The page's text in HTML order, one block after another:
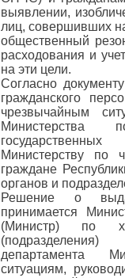
выявлении,
лиц, совершивших
общественный
расходования и
на эти цели.
Согласно
гражданского
чрезвычайным
Министерства
Министерству по
граждане
органов и
Решение о
принимается
(Министр) по
департамента
ситуациям,